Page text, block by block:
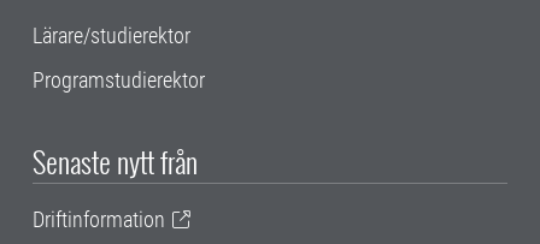
Lärare/studierektor
Programstudierektor
Senaste nytt från
Driftinformation